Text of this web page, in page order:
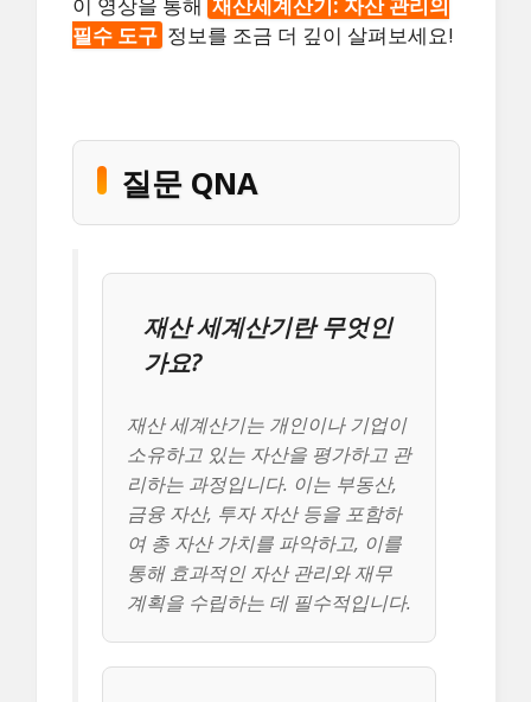
필수 도구 정보를 조금 더 깊이 살펴보세요!
질문 QNA
재산 세계산기란 무엇인
가요?
재산 세계산기는 개인이나 기업이
소유하고 있는 자산을 평가하고 관
리하는 과정입니다. 이는 부동산,
금융 자산, 투자 자산 등을 포함하
여 총 자산 가치를 파악하고, 이를
통해 효과적인 자산 관리와 재무
계획을 수립하는 데 필수적입니다.